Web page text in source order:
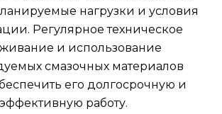
нагрузки и условия
Регулярное техническое
и использование
смазочных материалов
его долгосрочную и
эффективную работу.